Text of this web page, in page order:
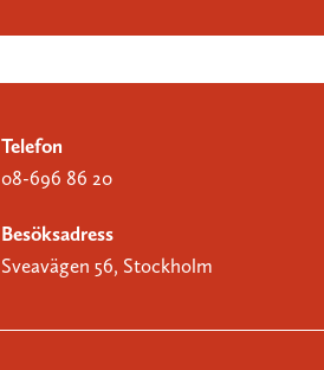
Telefon
08-696 86 20
Besöksadress
Sveavägen 56, Stockholm